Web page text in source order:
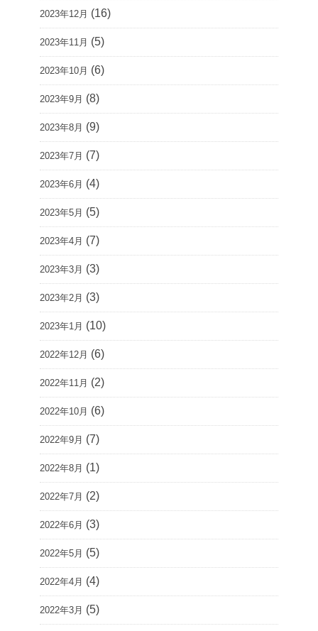
2023年12月 (16)
2023年11月 (5)
2023年10月 (6)
2023年9月 (8)
2023年8月 (9)
2023年7月 (7)
2023年6月 (4)
2023年5月 (5)
2023年4月 (7)
2023年3月 (3)
2023年2月 (3)
2023年1月 (10)
2022年12月 (6)
2022年11月 (2)
2022年10月 (6)
2022年9月 (7)
2022年8月 (1)
2022年7月 (2)
2022年6月 (3)
2022年5月 (5)
2022年4月 (4)
2022年3月 (5)